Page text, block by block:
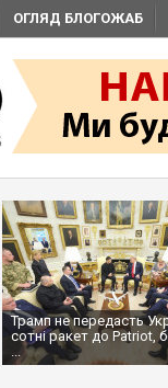
ОГЛЯД БЛОГОЖАБ
Трамп не передасть
сотні ракет до Patriot,
...